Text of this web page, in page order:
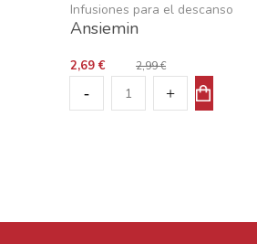
Infusiones para el descanso
Ansiemin
2,69 € 2,99 €